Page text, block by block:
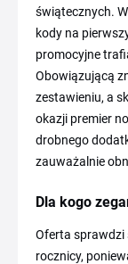
świątecznych.
kody na
promocyjne
Obowiązującą
zestawieniu, a
okazji premier
drobnego
zauważalnie
Dla kogo
Oferta sprawdzi
rocznicy,